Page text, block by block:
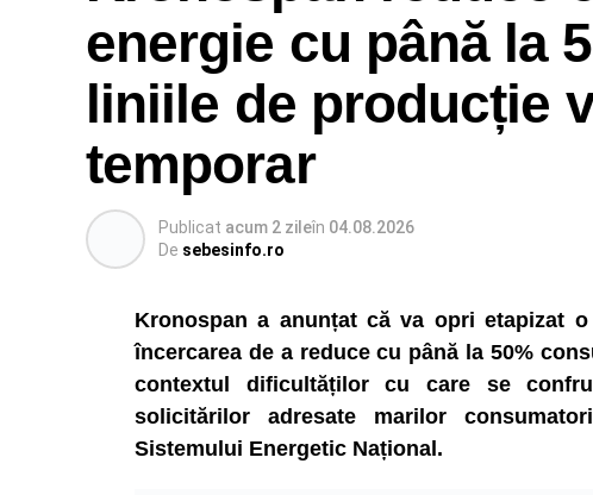
energie cu până la
liniile de producție
temporar
Publicat acum 2 zileîn 04.08.2026
De sebesinfo.ro
Kronospan a anunțat că va opri etapizat
încercarea de a reduce cu până la 50%
contextul dificultăților cu care se
solicitărilor adresate marilor
Sistemului Energetic Național.